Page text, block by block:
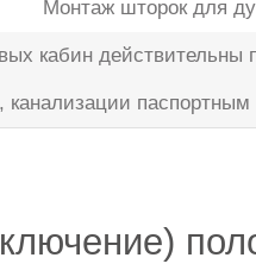
Монтаж шторок для
кабин действительны